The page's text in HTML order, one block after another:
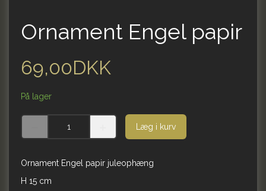
Ornament Engel papir
69,00DKK
På lager
Læg i kurv
Ornament Engel papir juleophæng
H 15 cm